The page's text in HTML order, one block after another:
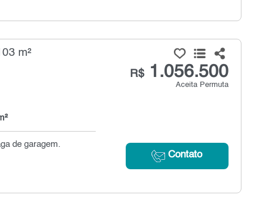
m²
R$1.056.500
Aceita Permuta
Contato
de garagem.